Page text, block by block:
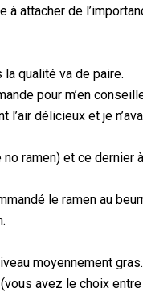
attacher de
qualité va de paire.
pour m’en
délicieux et je
ramen) et ce dernier
le ramen au
moyennement gras.
avez le choix